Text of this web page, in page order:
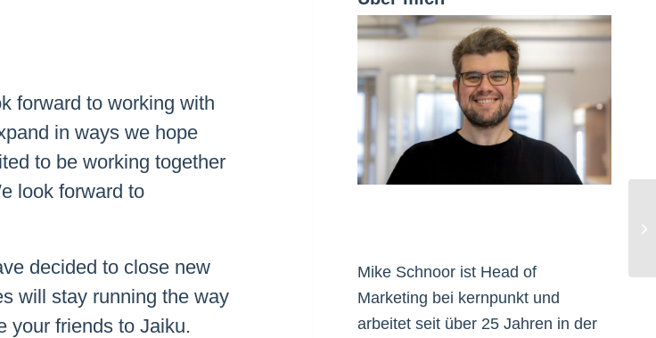
forward to working with
in ways we hope
to be working together
look forward to
decided to close new
will stay running the way
your friends to Jaiku.
Mike Schnoor ist Head of
Marketing bei kernpunkt und
arbeitet seit über 25 Jahren in der